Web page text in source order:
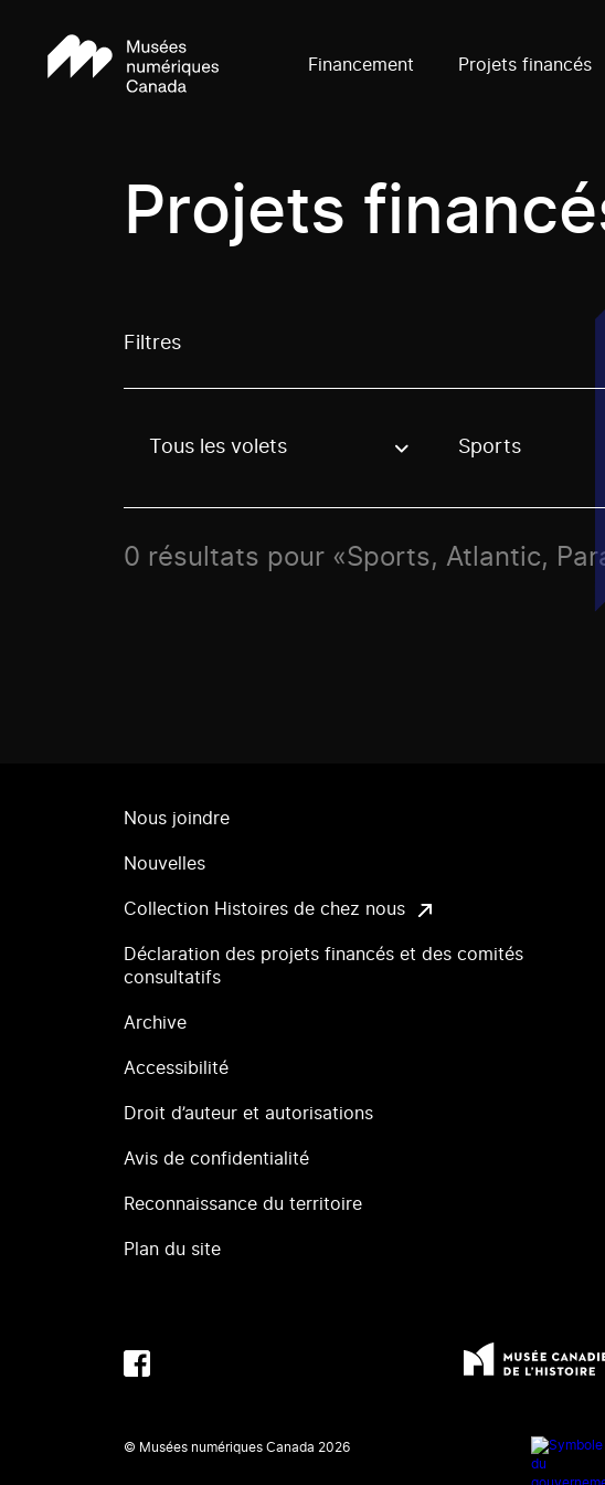
Financement Projets financés
Projets
Filtres
Use these options to filter projects by topic, stream or
Tous les volets Sports
0 résultats pour «Sports, Atlantic,
Nous joindre
Nouvelles
Collection Histoires de chez nous
Déclaration des projets financés et des comités
consultatifs
Archive
Accessibilité
Droit d’auteur et autorisations
Avis de confidentialité
Reconnaissance du territoire
Plan du site
© Musées numériques Canada 2026